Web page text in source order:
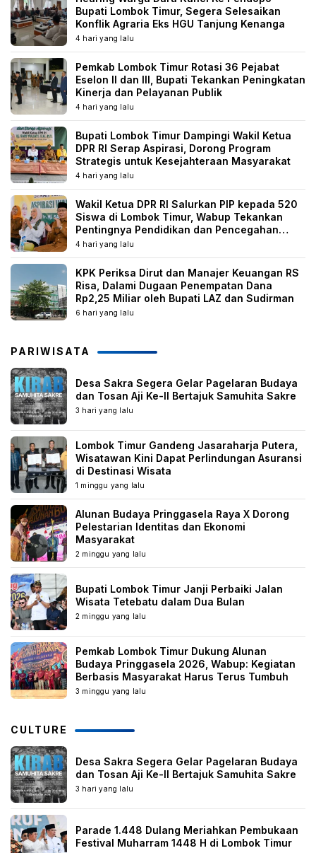
Bupati Lombok Timur, Segera Selesaikan
Konflik Agraria Eks HGU Tanjung Kenanga
4 hari yang lalu
Pemkab Lombok Timur Rotasi 36 Pejabat
Eselon II dan III, Bupati Tekankan Peningkatan
Kinerja dan Pelayanan Publik
4 hari yang lalu
Bupati Lombok Timur Dampingi Wakil Ketua
DPR RI Serap Aspirasi, Dorong Program
Strategis untuk Kesejahteraan Masyarakat
4 hari yang lalu
Wakil Ketua DPR RI Salurkan PIP kepada 520
Siswa di Lombok Timur, Wabup Tekankan
Pentingnya Pendidikan dan Pencegahan
Perkawinan Anak
4 hari yang lalu
KPK Periksa Dirut dan Manajer Keuangan RS
Risa, Dalami Dugaan Penempatan Dana
Rp2,25 Miliar oleh Bupati LAZ dan Sudirman
6 hari yang lalu
PARIWISATA
Desa Sakra Segera Gelar Pagelaran Budaya
dan Tosan Aji Ke-II Bertajuk Samuhita Sakre
3 hari yang lalu
Lombok Timur Gandeng Jasaraharja Putera,
Wisatawan Kini Dapat Perlindungan Asuransi
di Destinasi Wisata
1 minggu yang lalu
Alunan Budaya Pringgasela Raya X Dorong
Pelestarian Identitas dan Ekonomi
Masyarakat
2 minggu yang lalu
Bupati Lombok Timur Janji Perbaiki Jalan
Wisata Tetebatu dalam Dua Bulan
2 minggu yang lalu
Pemkab Lombok Timur Dukung Alunan
Budaya Pringgasela 2026, Wabup: Kegiatan
Berbasis Masyarakat Harus Terus Tumbuh
3 minggu yang lalu
CULTURE
Desa Sakra Segera Gelar Pagelaran Budaya
dan Tosan Aji Ke-II Bertajuk Samuhita Sakre
3 hari yang lalu
Parade 1.448 Dulang Meriahkan Pembukaan
Festival Muharram 1448 H di Lombok Timur